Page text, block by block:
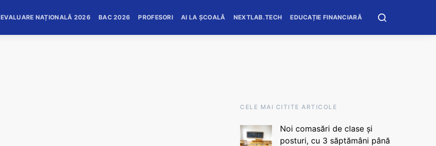
EVALUARE NAȚIONALĂ 2026 BAC 2026 PROFESORI AI LA ȘCOALĂ NEXTLAB.TECH EDUCAȚIE FINANCIARĂ
CELE MAI CITITE ARTICOLE
Noi comasări de clase și
posturi, cu 3 săptămâni până